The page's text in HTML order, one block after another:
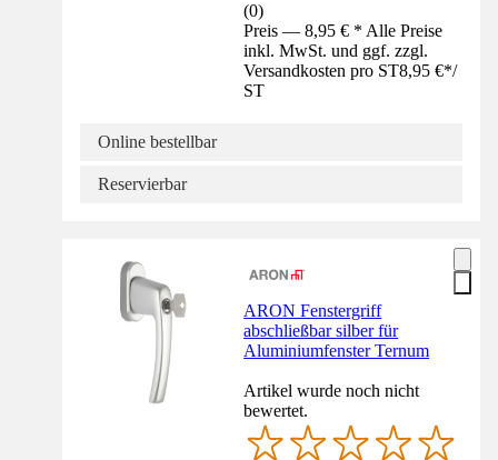
(0)
Preis — 8,95 € * Alle Preise
inkl. MwSt. und ggf. zzgl.
Versandkosten pro ST8,95 €*/
ST
Online bestellbar
Reservierbar
ARON Fenstergriff
abschließbar silber für
Aluminiumfenster Ternum
Artikel wurde noch nicht
bewertet.